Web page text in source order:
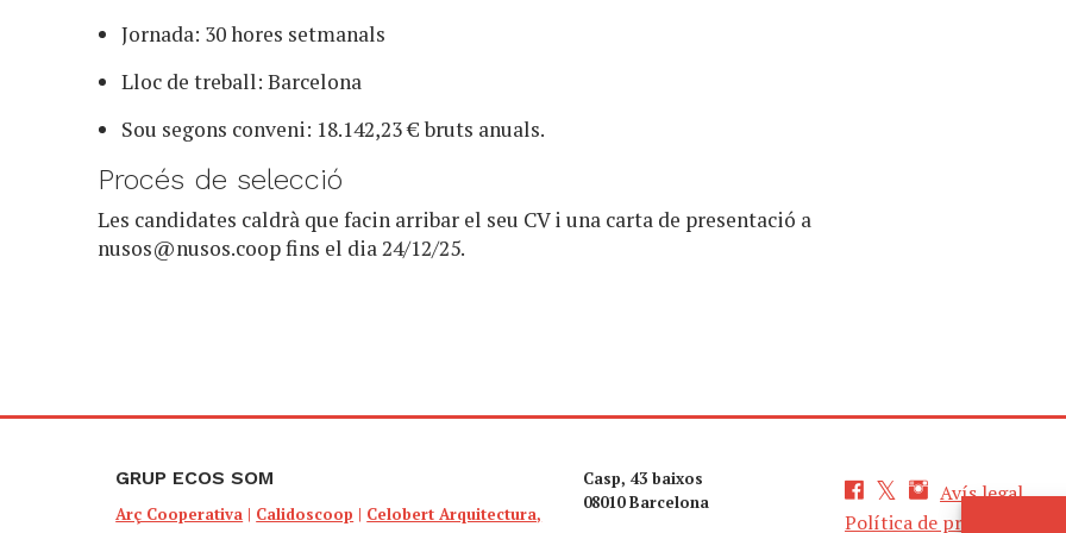
Jornada: 30 hores setmanals
Lloc de treball: Barcelona
Sou segons conveni: 18.142,23 € bruts anuals.
Procés de selecció
Les candidates caldrà que facin arribar el seu CV i una carta de presentació a
nusos@nusos.coopfins el dia 24/12/25.
GRUP ECOS SOM
Arç Cooperativa | Calidoscoop | Celobert Arquitectura,
Casp, 43 baixos
08010 Barcelona
Avís legal
Política de privacitat